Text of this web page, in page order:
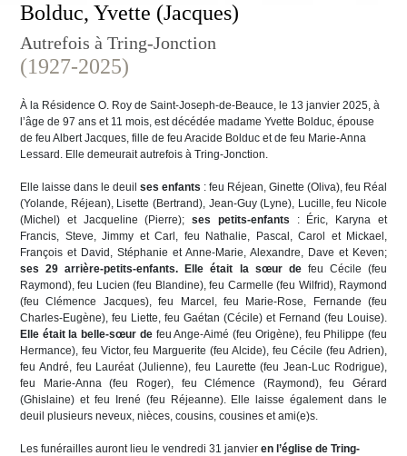
Bolduc, Yvette (Jacques)
Autrefois à Tring-Jonction
(1927-2025)
À la Résidence O. Roy de Saint-Joseph-de-Beauce, le 13 janvier 2025, à
l’âge de 97 ans et 11 mois, est décédée madame Yvette Bolduc, épouse
de feu Albert Jacques, fille de feu Aracide Bolduc et de feu Marie-Anna
Lessard. Elle demeurait autrefois à Tring-Jonction.
Elle laisse dans le deuil ses enfants : feu Réjean, Ginette (Oliva), feu Réal
(Yolande, Réjean), Lisette (Bertrand), Jean-Guy (Lyne), Lucille, feu Nicole
(Michel) et Jacqueline (Pierre);ses petits-enfants : Éric, Karyna et
Francis, Steve, Jimmy et Carl, feu Nathalie, Pascal, Carol et Mickael,
François et David, Stéphanie et Anne-Marie, Alexandre, Dave et Keven;
ses 29 arrière-petits-enfants.
Elle était la sœur defeu Cécile (feu
Raymond), feu Lucien (feu Blandine), feu Carmelle (feu Wilfrid), Raymond
(feu Clémence Jacques), feu Marcel, feu Marie-Rose, Fernande (feu
Charles-Eugène), feu Liette, feu Gaétan (Cécile) et Fernand (feu Louise).
Elle était la belle-sœur defeu Ange-Aimé (feu Origène), feu Philippe (feu
Hermance), feu Victor, feu Marguerite (feu Alcide), feu Cécile (feu Adrien),
feu André, feu Lauréat (Julienne), feu Laurette (feu Jean-Luc Rodrigue),
feu Marie-Anna (feu Roger), feu Clémence (Raymond), feu Gérard
(Ghislaine) et feu Irené (feu Réjeanne). Elle laisse également dans le
deuil plusieurs neveux, nièces, cousins, cousines et ami(e)s.
Les funérailles auront lieu le vendredi 31 janvier en l’église de Tring-